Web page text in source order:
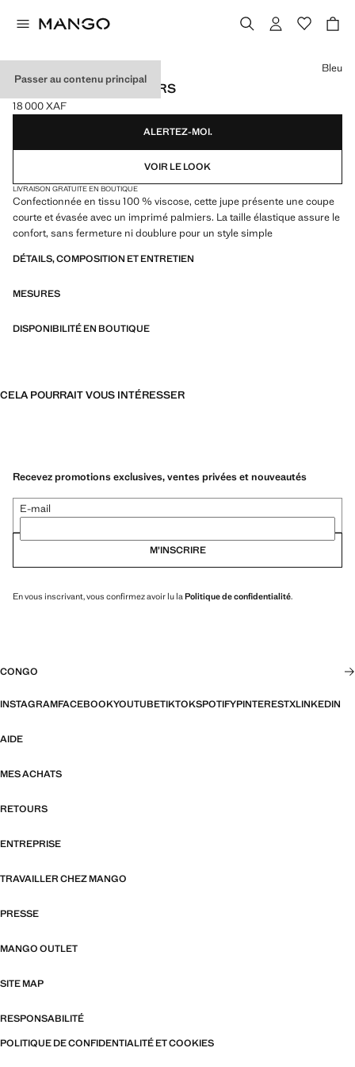
Passer au contenu principal
JUPE IMPRIMÉ PALMIERS
Prix actuel [18 000 XAF ]
18 000 XAF
Choisissez une couleur
Bleu
ALERTEZ-MOI.
VOIR LE LOOK
LIVRAISON GRATUITE EN BOUTIQUE
Confectionnée en tissu 100 % viscose, cette jupe présente une coupe
courte et évasée avec un imprimé palmiers. La taille élastique assure le
confort, sans fermeture ni doublure pour un style simple
DÉTAILS, COMPOSITION ET ENTRETIEN
MESURES
DISPONIBILITÉ EN BOUTIQUE
CELA POURRAIT VOUS INTÉRESSER
Recevez promotions exclusives, ventes privées et nouveautés
E-mail
M’INSCRIRE
En vous inscrivant, vous confirmez avoir lu la Politique de confidentialité.
CONGO
INSTAGRAMFACEBOOKYOUTUBETIKTOKSPOTIFYPINTERESTXLINKEDIN
AIDE
MES ACHATS
RETOURS
ENTREPRISE
TRAVAILLER CHEZ MANGO
PRESSE
MANGO OUTLET
SITE MAP
RESPONSABILITÉ
POLITIQUE DE CONFIDENTIALITÉ ET COOKIES